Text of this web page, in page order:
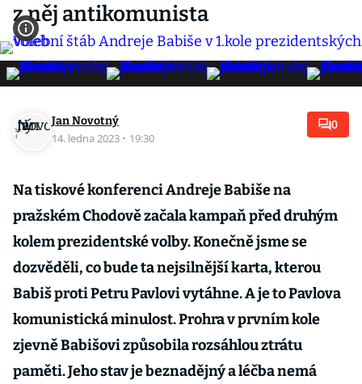
z něj antikomunista
Jan Novotný
14. ledna 2023 · 19:30
0
Na tiskové konferenci Andreje Babiše na
pražském Chodově začala kampaň před druhým
kolem prezidentské volby. Konečně jsme se
dozvěděli, co bude ta nejsilnější karta, kterou
Babiš proti Petru Pavlovi vytáhne. A je to Pavlova
komunistická minulost. Prohra v prvním kole
zjevně Babišovi způsobila rozsáhlou ztrátu
paměti. Jeho stav je beznadějný a léčba nemá